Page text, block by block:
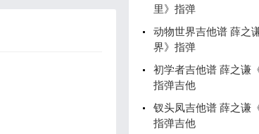
里》指弹
动物世界吉他谱 薛之
界》指弹
初学者吉他谱 薛之谦
指弹吉他
钗头凤吉他谱 薛之谦
指弹吉他